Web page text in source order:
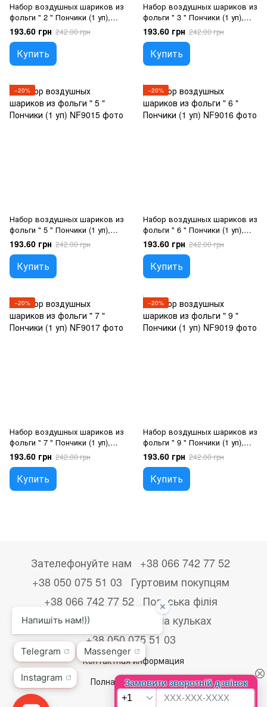
Набор воздушных шариков из
фольги " 2 " Пончики (1 уп),
Гелий или воздух
193.60 грн 242.00 грн
Купить
Набор воздушных шариков из
фольги " 3 " Пончики (1 уп),
Гелий или воздух
193.60 грн 242.00 грн
Купить
−20%
Набор воздушных шариков из
фольги " 5 " Пончики (1 уп),
Гелий или воздух
193.60 грн 242.00 грн
Купить
−20%
Набор воздушных шариков из
фольги " 6 " Пончики (1 уп),
Гелий или воздух
193.60 грн 242.00 грн
Купить
−20%
Набор воздушных шариков из
фольги " 7 " Пончики (1 уп),
Гелий или воздух
193.60 грн 242.00 грн
Купить
−20%
Набор воздушных шариков из
фольги " 9 " Пончики (1 уп),
Гелий или воздух
193.60 грн 242.00 грн
Купить
Зателефонуйте нам
+38 066 742 77 52
+38 050 075 51 03
Гуртовим покупцям
+38 066 742 77 52
Польська філія
+48533867723
Друк на кульках
+38 050 075 51 03
Контактная информация
Полная версия сайта
© 2026